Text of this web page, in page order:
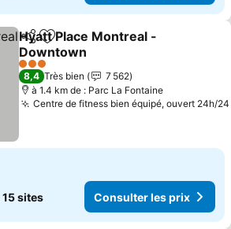
PartagerAjouter à mes favoris
Hyatt Place Montreal -
Downtown
Consulter les prix
3 Étoiles
8,4 Très bien
7 562
à 1.4 km de : Parc La Fontaine
Centre de fitness bien équipé, ouvert 24h/24
15 sites Consulter les prix